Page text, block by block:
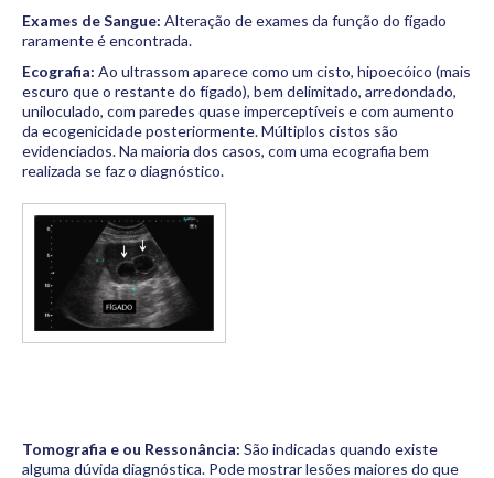
Exames de Sangue: Alteração de exames da função do fígado
raramente é encontrada.
Ecografia: Ao ultrassom aparece como um cisto, hipoecóico (mais
escuro que o restante do fígado), bem delimitado, arredondado,
uniloculado, com paredes quase imperceptíveis e com aumento
da ecogenicidade posteriormente. Múltiplos cistos são
evidenciados. Na maioria dos casos, com uma ecografia bem
realizada se faz o diagnóstico.
Tomografia e ou Ressonância: São indicadas quando existe
alguma dúvida diagnóstica. Pode mostrar lesões maiores do que